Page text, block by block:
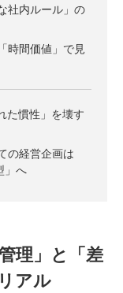
社内ルール」の
時間価値」で見
た慣性」を壊す
の経営企画は
」へ
理」と「差
アル